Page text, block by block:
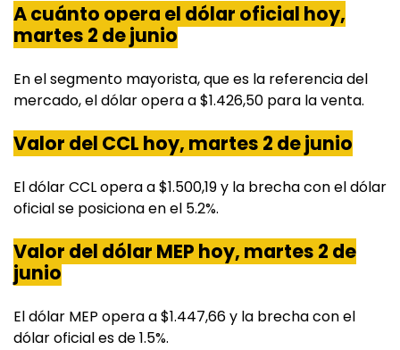
A cuánto opera el dólar oficial hoy,
martes 2 de junio
En el segmento mayorista, que es la referencia del
mercado, el dólar opera a $1.426,50 para la venta.
Valor del CCL hoy, martes 2 de junio
El dólar CCL opera a $1.500,19 y la brecha con el dólar
oficial se posiciona en el 5.2%.
Valor del dólar MEP hoy, martes 2 de
junio
El dólar MEP opera a $1.447,66 y la brecha con el
dólar oficial es de 1.5%.